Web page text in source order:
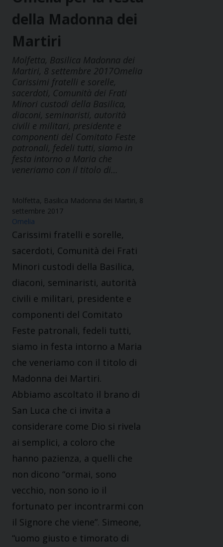
della Madonna dei
Martiri
Molfetta, Basilica Madonna dei
Martiri, 8 settembre 2017Omelia
Carissimi fratelli e sorelle,
sacerdoti, Comunità dei Frati
Minori custodi della Basilica,
diaconi, seminaristi, autorità
civili e militari, presidente e
componenti del Comitato Feste
patronali, fedeli tutti, siamo in
festa intorno a Maria che
veneriamo con il titolo di…
Molfetta, Basilica Madonna dei Martiri, 8
settembre 2017
Omelia
Carissimi fratelli e sorelle,
sacerdoti, Comunità dei Frati
Minori custodi della Basilica,
diaconi, seminaristi, autorità
civili e militari, presidente e
componenti del Comitato
Feste patronali, fedeli tutti,
siamo in festa intorno a Maria
che veneriamo con il titolo di
Madonna dei Martiri.
Abbiamo ascoltato il brano di
San Luca che ci invita a
considerare come Dio si rivela
ai semplici, a coloro che
hanno pazienza, a quelli che
non dicono “ormai, sono
vecchio, non sono io il
fortunato per incontrarmi con
il Signore che viene”. Simeone,
“uomo giusto e timorato di